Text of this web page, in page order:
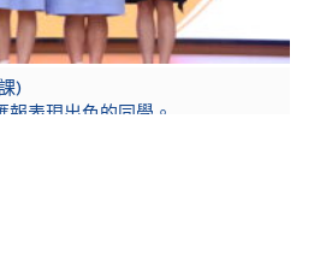
課(公開課)
課進行匯報